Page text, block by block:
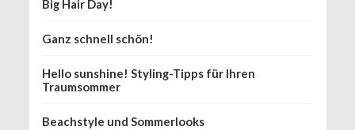
Big Hair Day!
Ganz schnell schön!
Hello sunshine! Styling-Tipps für Ihren
Traumsommer
Beachstyle und Sommerlooks